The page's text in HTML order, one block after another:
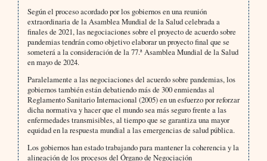
Según el proceso acordado por los gobiernos en una reunión
extraordinaria de la Asamblea Mundial de la Salud celebrada a
finales de 2021, las negociaciones sobre el proyecto de acuerdo sobre
pandemias tendrán como objetivo elaborar un proyecto final que se
someterá a la consideración de la 77.ª Asamblea Mundial de la Salud
en mayo de 2024.
Paralelamente a las negociaciones del acuerdo sobre pandemias, los
gobiernos también están debatiendo más de 300 enmiendas al
Reglamento Sanitario Internacional (2005) en un esfuerzo por reforzar
dicha normativa y hacer que el mundo sea más seguro frente a las
enfermedades transmisibles, al tiempo que se garantiza una mayor
equidad en la respuesta mundial a las emergencias de salud pública.
Los gobiernos han estado trabajando para mantener la coherencia y la
alineación de los procesos del Órgano de Negociación